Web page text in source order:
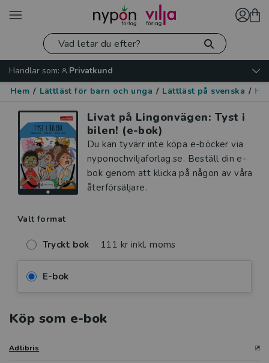
Handlar som:
Privatkund
Hem / Lättläst för barn och unga / Lättläst på svenska /
Livat på Lingonvägen: Tyst i
bilen! (e-bok)
Du kan tyvärr inte köpa e-böcker via
nyponochviljaforlag.se. Beställ din e-
bok genom att klicka på någon av våra
återförsäljare.
Valt format
Tryckt bok 111 kr inkl. moms
E-bok
Köp som e-bok
Adlibris